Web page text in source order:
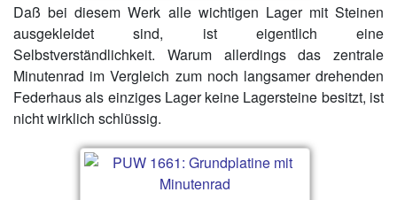
Daß bei diesem Werk alle wichtigen Lager mit Steinen
ausgekleidet sind, ist eigentlich eine
Selbstverständlichkeit. Warum allerdings das zentrale
Minutenrad im Vergleich zum noch langsamer drehenden
Federhaus als einziges Lager keine Lagersteine besitzt, ist
nicht wirklich schlüssig.